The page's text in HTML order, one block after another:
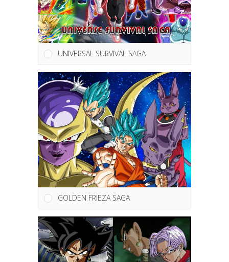
UNIVERSAL SURVIVAL SAGA
GOLDEN FRIEZA SAGA